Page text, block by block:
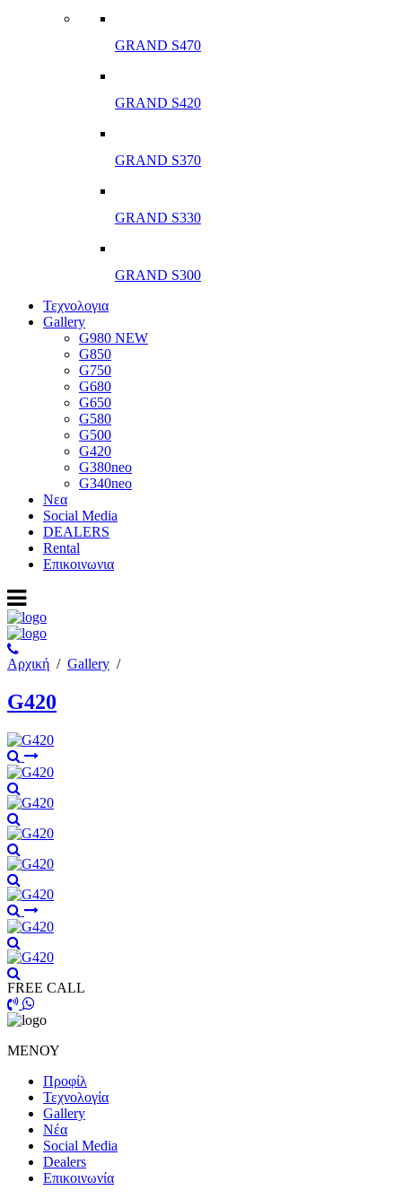
GRAND S470
GRAND S420
GRAND S370
GRAND S330
GRAND S300
Τεχνολογια
Gallery
G980 NEW
G850
G750
G680
G650
G580
G500
G420
G380neo
G340neo
Νεα
Social Media
DEALERS
Rental
Επικοινωνια
Αρχική / Gallery /
G420
FREE CALL
ΜΕΝΟΥ
Προφίλ
Τεχνολογία
Gallery
Νέα
Social Media
Dealers
Επικοινωνία